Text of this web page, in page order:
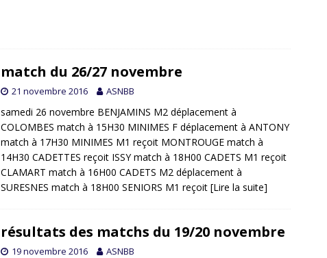
match du 26/27 novembre
21 novembre 2016 ASNBB
samedi 26 novembre BENJAMINS M2 déplacement à
COLOMBES match à 15H30 MINIMES F déplacement à ANTONY
match à 17H30 MINIMES M1 reçoit MONTROUGE match à
14H30 CADETTES reçoit ISSY match à 18H00 CADETS M1 reçoit
CLAMART match à 16H00 CADETS M2 déplacement à
SURESNES match à 18H00 SENIORS M1 reçoit [Lire la suite]
résultats des matchs du 19/20 novembre
19 novembre 2016 ASNBB